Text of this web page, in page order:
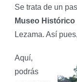
Se trata de un
Museo Histórico
Lezama. Así
Aquí,
podrás